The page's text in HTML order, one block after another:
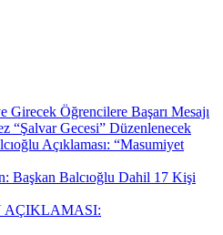
Girecek Öğrencilere Başarı Mesajı
“Şalvar Gecesi” Düzenlenecek
Açıklaması: “Masumiyet
Başkan Balcıoğlu Dahil 17 Kişi
AÇIKLAMASI: